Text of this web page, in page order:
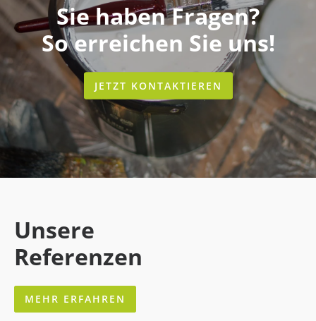
Sie haben Fragen?
So erreichen Sie uns!
JETZT KONTAKTIEREN
Unsere
Referenzen
MEHR ERFAHREN